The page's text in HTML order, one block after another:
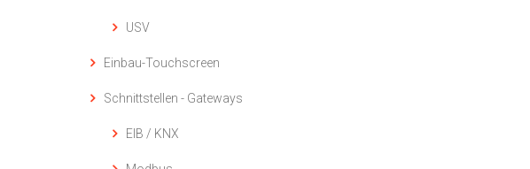
USV
Einbau-Touchscreen
Schnittstellen - Gateways
EIB / KNX